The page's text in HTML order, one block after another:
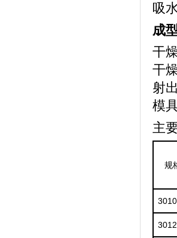
吸
成
干
干
射
模
主
规